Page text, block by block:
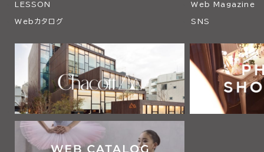
LESSON Web Magazine
Webカタログ SNS